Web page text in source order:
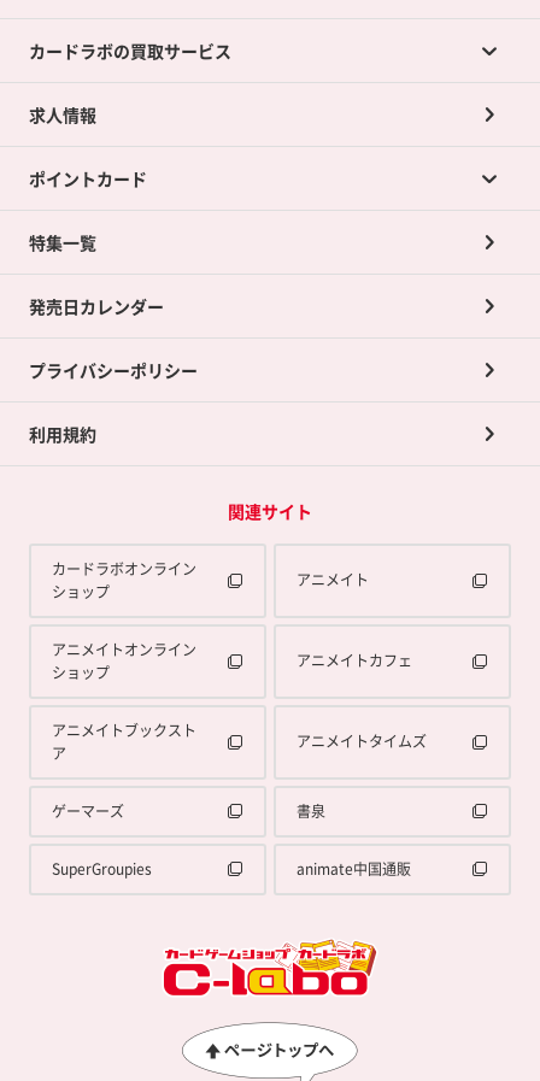
カードラボの買取サービス
カードラボの買取サービスTOP
店舗買取について
ネット買取について
買取承諾書について
求人情報
ポイントカード
ポイントカードTOP
ポイント交換景品
特集一覧
発売日カレンダー
プライバシーポリシー
利用規約
関連サイト
カードラボオンライン
ショップ
アニメイト
アニメイトオンライン
ショップ
アニメイトカフェ
アニメイトブックスト
ア
アニメイトタイムズ
ゲーマーズ 書泉
SuperGroupies animate中国通販